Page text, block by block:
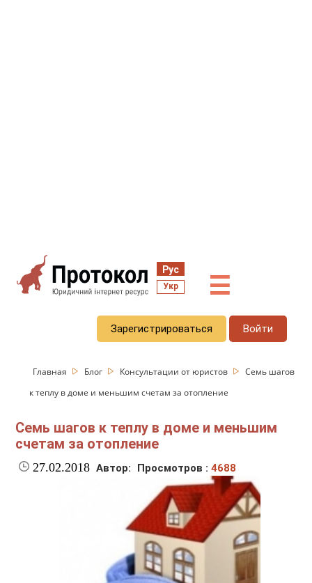
Рус
Укр ☰
Зарегистрироваться Войти
Главная Блог Консультации от юристов
Семь шагов
к теплу в доме и меньшим счетам за отопление
Семь шагов к теплу в доме и меньшим
счетам за отопление
27.02.2018 Автор: Просмотров :4688